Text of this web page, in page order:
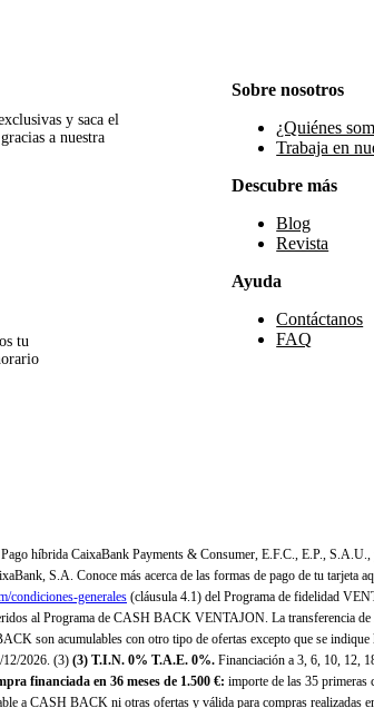
y saca el
a nuestra
tu
Sobre nosotros
¿Quiénes
Trabaja en
Descubre más
Blog
Revista
Ayuda
Contáctanos
FAQ
híbrida CaixaBank Payments & Consumer, E.F.C., E.P.,
S.A. Conoce más acerca de las formas de pago de tu tarjeta
condiciones-generales (cláusula 4.1) del Programa de fidelidad
al Programa de CASH BACK VENTAJON. La transferencia
son acumulables con otro tipo de ofertas excepto que se
12/2026. (3) (3) T.I.N. 0% T.A.E. 0%. Financiación a 3, 6, 10, 12,
financiada en 36 meses de 1.500 €: importe de las 35 primeras
a CASH BACK ni otras ofertas y válida para compras